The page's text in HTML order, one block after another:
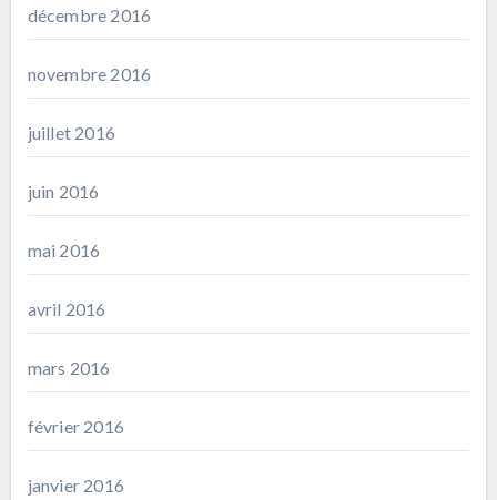
décembre 2016
novembre 2016
juillet 2016
juin 2016
mai 2016
avril 2016
mars 2016
février 2016
janvier 2016